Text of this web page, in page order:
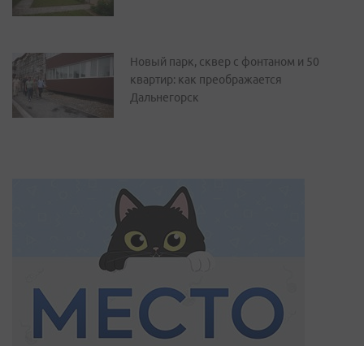
Новый парк, сквер с фонтаном и 50
квартир: как преображается
Дальнегорск